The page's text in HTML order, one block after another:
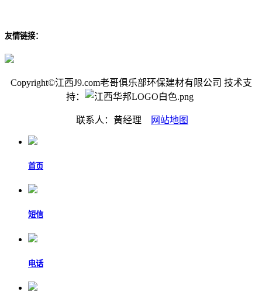
友情链接：
Copyright©江西J9.com老哥俱乐部环保建材有限公司 技术支
持：
联系人：黄经理 网站地图
首页
短信
电话